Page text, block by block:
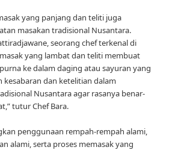
yang panjang dan teliti juga
masakan tradisional Nusantara.
seorang chef terkenal di
yang lambat dan teliti membuat
ke dalam daging atau sayuran yang
kesabaran dan ketelitian dalam
Nusantara agar rasanya benar-
tutur Chef Bara.
penggunaan rempah-rempah alami,
alami, serta proses memasak yang